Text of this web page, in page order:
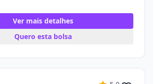
Ver mais detalhes
Quero esta bolsa